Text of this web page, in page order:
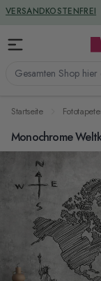
Zum Inhalt springen
Gesamten Shop
VERSANDKOSTENFREI
GREENGUARD
Startseite
Monochrome